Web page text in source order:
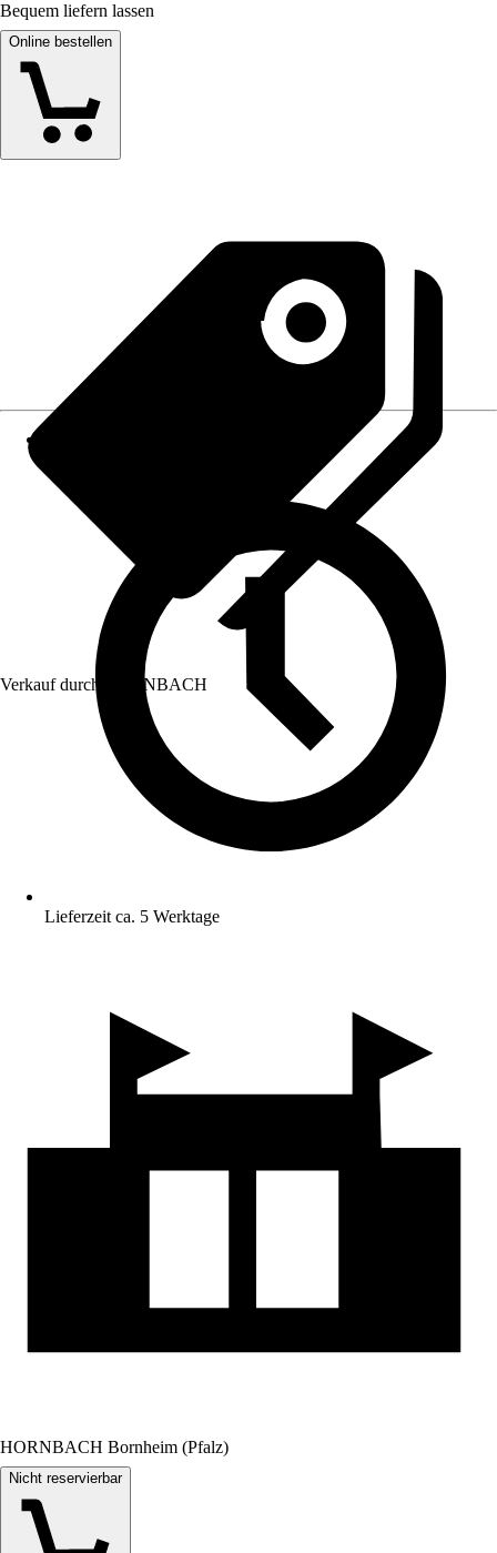
Bequem liefern lassen
Online bestellen
Verkauf durch: HORNBACH
Lieferzeit ca. 5 Werktage
HORNBACH Bornheim (Pfalz)
Nicht reservierbar